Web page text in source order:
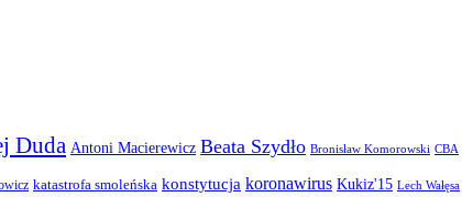
Duda Antoni Macierewicz Beata Szydło Bronisław Komorowski CBA
katastrofa smoleńska konstytucja koronawirus Kukiz'15 Lech Wałęsa